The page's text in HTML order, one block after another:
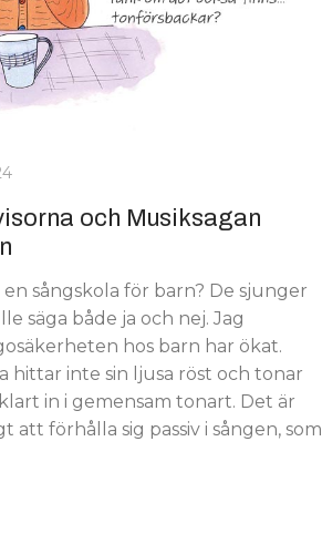
och Musiksagan
sångskola för barn? De sjunger
säga både ja och nej. Jag
hos barn har ökat.
hittar inte sin ljusa röst och tonar
in i gemensam tonart. Det är
att förhålla sig passiv i sången, som